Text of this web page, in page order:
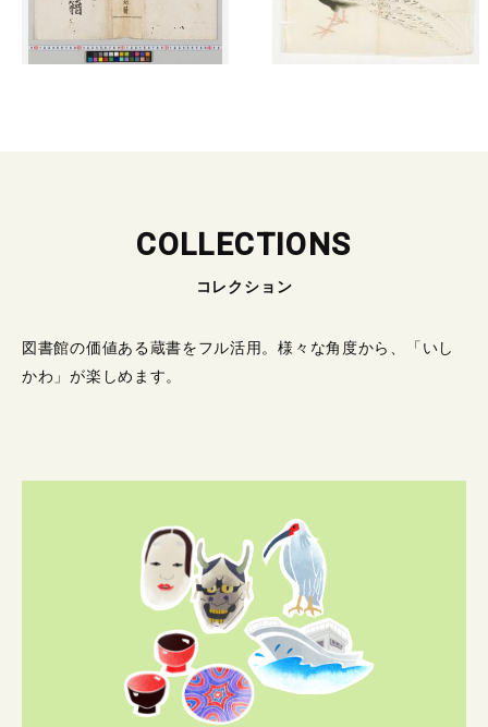
COLLECTIONS
コレクション
図書館の価値ある蔵書をフル活用。様々な角度から、「いし
かわ」が楽しめます。